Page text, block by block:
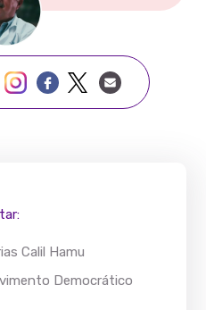
Calil Hamu
Democrático